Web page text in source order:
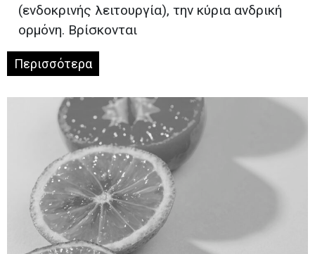
(ενδοκρινής λειτουργία), την κύρια ανδρική
ορμόνη. Βρίσκονται
Περισσότερα